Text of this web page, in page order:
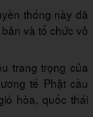
thống này đã
và tổ chức vô
trang trọng của
tế Phật cầu
hòa, quốc thái